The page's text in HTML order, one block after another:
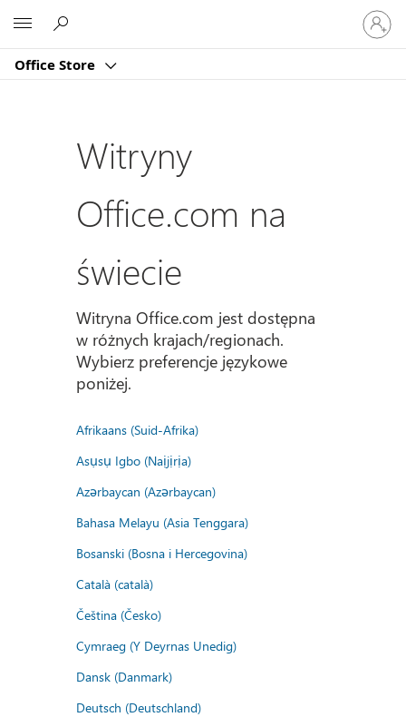
Office Store
Zaloguj
się
do
konta
Witryny
Office.com na
świecie
Witryna Office.com jest dostępna
w różnych krajach/regionach.
Wybierz preferencje językowe
poniżej.
Afrikaans (Suid-Afrika)
Asụsụ Igbo (Naịjịrịa)
Azərbaycan (Azərbaycan)
Bahasa Melayu (Asia Tenggara)
Bosanski (Bosna i Hercegovina)
Català (català)
Čeština (Česko)
Cymraeg (Y Deyrnas Unedig)
Dansk (Danmark)
Deutsch (Deutschland)